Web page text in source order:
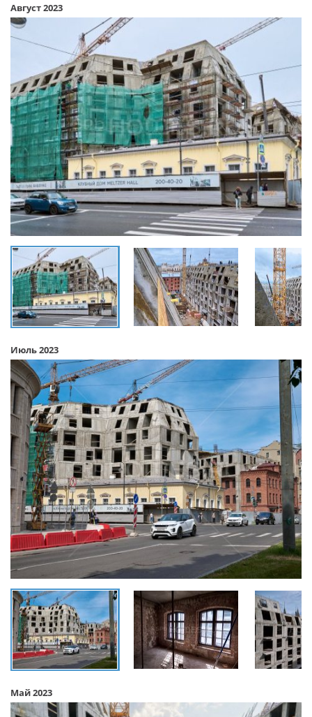
Август 2023
Июль 2023
Май 2023